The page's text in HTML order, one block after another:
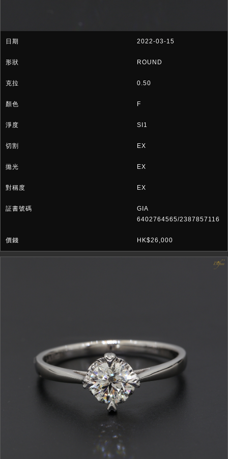
2022-03-15
ROUND
0.50
F
SI1
EX
EX
EX
GIA
6402764565/2387857116
HK$26,000